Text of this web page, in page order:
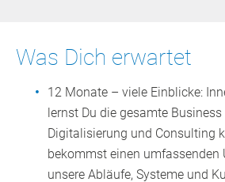
Was Dich erwartet
12 Monate – viele Einblicke:
lernst Du die gesamte
Digitalisierung und Consulting
bekommst einen umfassenden
unsere Abläufe, Systeme und